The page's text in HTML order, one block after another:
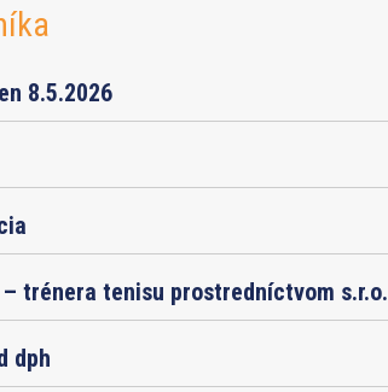
8.5.2026
trénera tenisu prostredníctvom s.r.o.
dph